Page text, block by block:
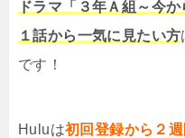
ドラマ「３年Ａ組～今
１話から一気に見たい方
です！
Huluは初回登録から２